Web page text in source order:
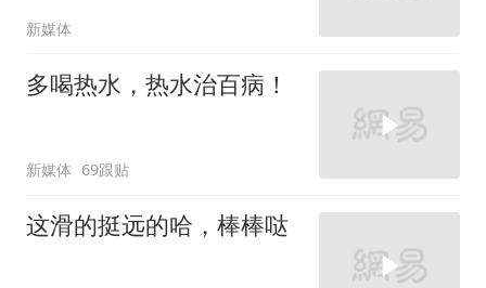
新媒体
多喝热水，热水治百病！
新媒体 69跟贴
这滑的挺远的哈，棒棒哒